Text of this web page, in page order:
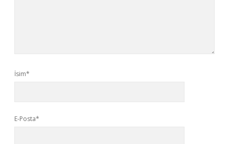
İsim*
E-Posta*